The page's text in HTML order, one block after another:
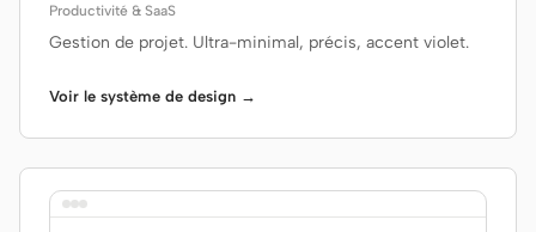
Productivité & SaaS
Gestion de projet. Ultra-minimal, précis, accent violet.
Voir le système de design →